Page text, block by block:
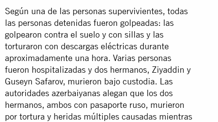
Según una de las personas supervivientes, todas
las personas detenidas fueron golpeadas: las
golpearon contra el suelo y con sillas y las
torturaron con descargas eléctricas durante
aproximadamente una hora. Varias personas
fueron hospitalizadas y dos hermanos, Ziyaddin y
Guseyn Safarov, murieron bajo custodia. Las
autoridades azerbaiyanas alegan que los dos
hermanos, ambos con pasaporte ruso, murieron
por tortura y heridas múltiples causadas mientras